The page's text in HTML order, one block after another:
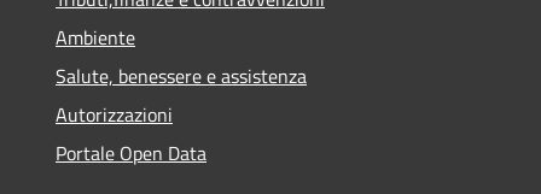
Ambiente
Salute, benessere e assistenza
Autorizzazioni
Portale Open Data